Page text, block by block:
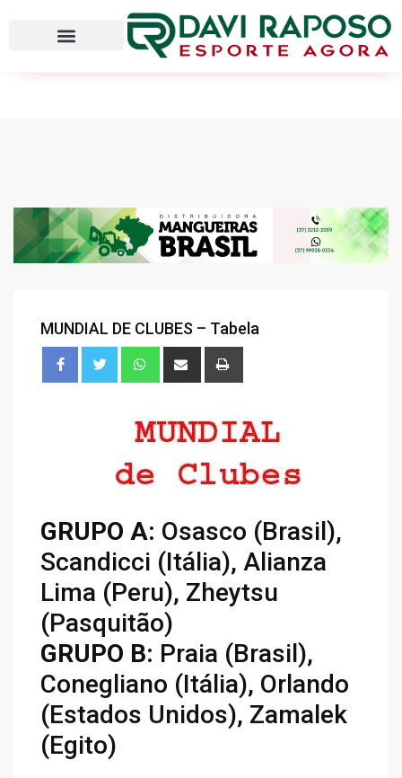
MUNDIAL DE CLUBES – Tabela
GRUPO A: Osasco (Brasil),
Scandicci (Itália), Alianza
Lima (Peru), Zheytsu
(Pasquitão)
GRUPO B: Praia (Brasil),
Conegliano (Itália), Orlando
(Estados Unidos), Zamalek
(Egito)